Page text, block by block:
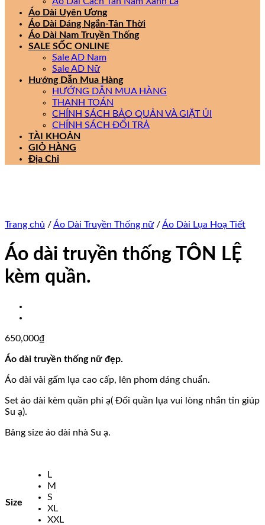
Áo Dài Uyên Ương
Áo Dài Dáng Ngắn-Tân Thời
Áo Dài Nam Truyền Thống
SALE SỐC ONLINE
Sale AD Nam
Sale AD Nữ
Hướng Dẫn Mua Hàng
HƯỚNG DẪN MUA HÀNG
THANH TOÁN
CHÍNH SÁCH BẢO QUẢN VÀ GIẶT ỦI
CHÍNH SÁCH ĐỔI TRẢ
TÀI KHOẢN
GIỎ HÀNG
Địa Chỉ
Trang chủ /Áo Dài Truyền Thống nữ /Áo Dài Lụa Hoạ Tiết
Áo dài truyền thống TÔN LỆ
kèm quần.
650,000₫
Áo dài truyền thống nữ đẹp.
Áo dài vải gấm lụa cao cấp, lên phom dáng chuẩn.
Set áo dài kèm quần phi ạ( Đổi quần lụa vui lòng nhắn tin giúp
Su ạ).
Bảng size áo dài nhà Su ạ.
Size
L
M
S
XL
XXL